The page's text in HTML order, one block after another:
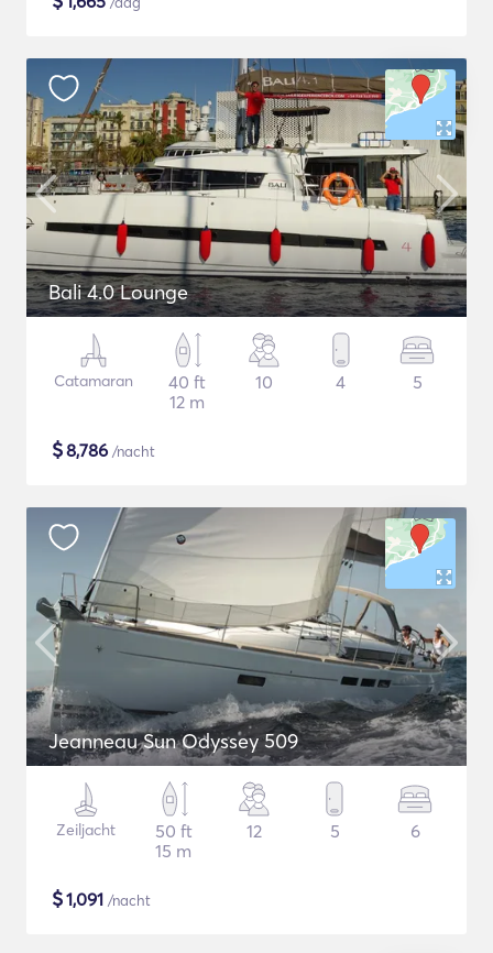
Bali 4.0 Lounge
Catamaran
40 ft
12 m
10 4 5
$8,786 /nacht
Jeanneau Sun Odyssey 509
Zeiljacht
50 ft
15 m
12 5 6
$1,091 /nacht